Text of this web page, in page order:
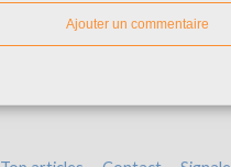
Ajouter un commentaire